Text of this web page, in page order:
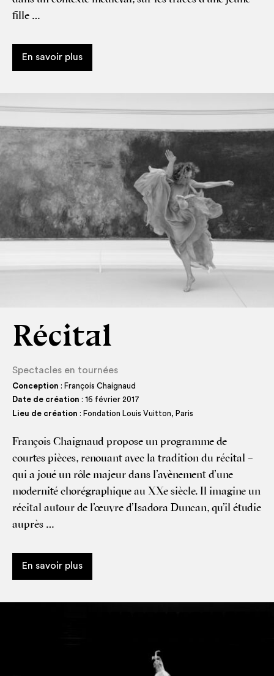
fille …
En savoir plus
Récital
Spectacles en tournées
Conception : François Chaignaud
Date de création : 16 février 2017
Lieu de création : Fondation Louis Vuitton, Paris
Fran­çois Chai­gnaud pro­pose un pro­gramme de
courtes pièces, renouant avec la tra­di­tion du réci­tal –
qui a joué un rôle majeur dans l’avènement d’une
moder­ni­té cho­ré­gra­phique au XXe siècle. Il ima­gine un
réci­tal autour de l’œuvre d’Isadora Dun­can, qu’il étu­die
auprès …
En savoir plus